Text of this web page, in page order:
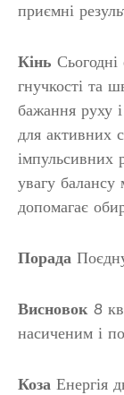
приємні
Кінь
гнучкості та
бажання руху
для активних
імпульсивних
увагу балансу
допомагає
Порада
Висновок 8
насиченим і
Коза Енергія